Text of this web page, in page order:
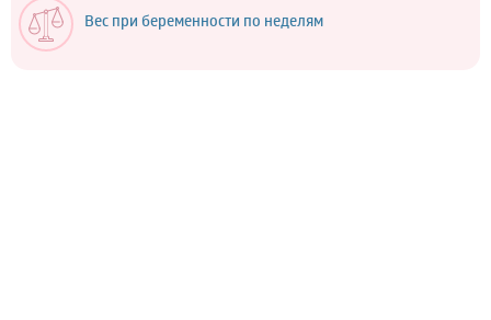
Вес при беременности по неделям